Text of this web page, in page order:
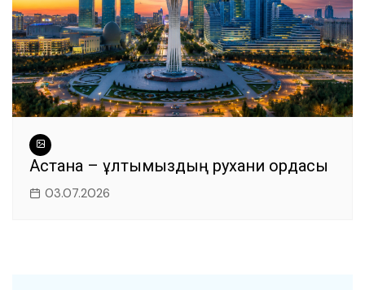
Астана – ұлтымыздың рухани ордасы
03.07.2026